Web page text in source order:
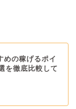
めの稼げるポイ
を徹底比較して